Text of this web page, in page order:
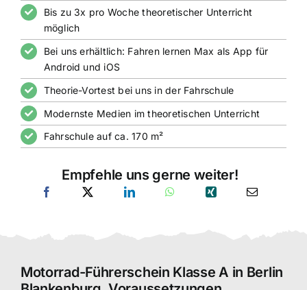
Bis zu 3x pro Woche theoretischer Unterricht
möglich
Bei uns erhältlich: Fahren lernen Max als App für
Android und iOS
Theorie-Vortest bei uns in der Fahrschule
Modernste Medien im theoretischen Unterricht
Fahrschule auf ca. 170 m²
Empfehle uns gerne weiter!
Motorrad-Führerschein Klasse A in Berlin